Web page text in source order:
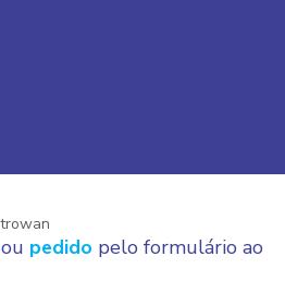
ou pedido pelo formulário ao